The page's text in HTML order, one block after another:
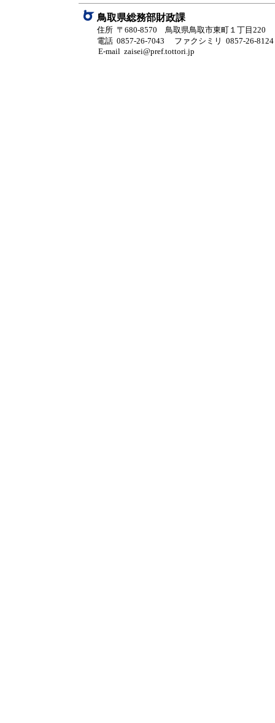
鳥取県総務部財政課
住所 〒680-8570 鳥取県鳥取市東町１丁目220
電話 0857-26-7043
ファクシミリ 0857-26-8124
E-mail zaisei@pref.tottori.jp